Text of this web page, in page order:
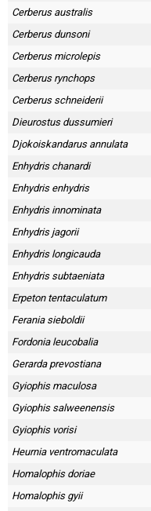
Cerberus australis
Cerberus dunsoni
Cerberus microlepis
Cerberus rynchops
Cerberus schneiderii
Dieurostus dussumieri
Djokoiskandarus annulata
Enhydris chanardi
Enhydris enhydris
Enhydris innominata
Enhydris jagorii
Enhydris longicauda
Enhydris subtaeniata
Erpeton tentaculatum
Ferania sieboldii
Fordonia leucobalia
Gerarda prevostiana
Gyiophis maculosa
Gyiophis salweenensis
Gyiophis vorisi
Heurnia ventromaculata
Homalophis doriae
Homalophis gyii